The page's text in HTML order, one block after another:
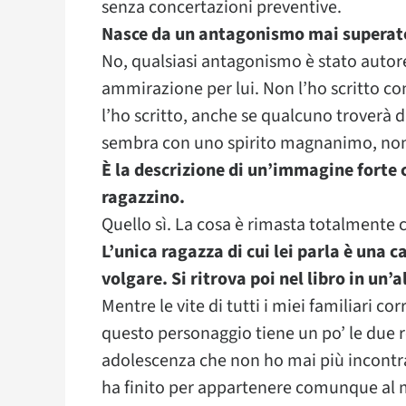
senza concertazioni preventive.
Nasce da un antagonismo mai
No, qualsiasi antagonismo è stato
ammirazione per lui. Non l’ho scritto
l’ho scritto, anche se qualcuno
sembra con uno spirito magnanimo,
È la descrizione di un’immagine
ragazzino.
Quello sì. La cosa è rimasta totalmente
L’unica ragazza di cui lei parla è una
volgare. Si ritrova poi nel libro in
Mentre le vite di tutti i miei familiari
questo personaggio tiene un po’ le
adolescenza che non ho mai più
ha finito per appartenere comunque